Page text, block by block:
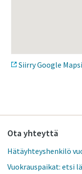
Siirry Google
Ota yhteyttä
Hätäyhteyshenkilö
Vuokrauspaikat: etsi